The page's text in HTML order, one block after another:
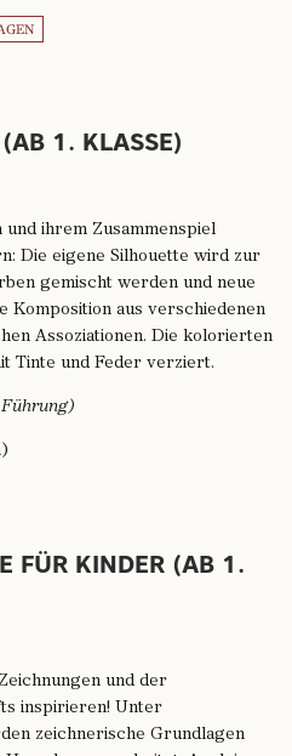
1. KLASSE)
ihrem Zusammenspiel
Die eigene Silhouette wird zur
gemischt werden und neue
Komposition aus verschiedenen
Assoziationen. Die kolorierten
Tinte und Feder verziert.
FÜR KINDER (AB 1.
und der
inspirieren! Unter
zeichnerische Grundlagen